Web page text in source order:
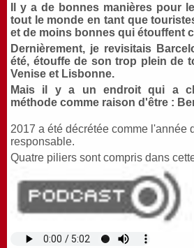
Il y a de bonnes manières pour
tout le monde en tant que
et de moins bonnes qui étouffent
Dernièrement, je revisitais
été, étouffe de son trop plein de
Venise et Lisbonne.
Mais il y a un endroit qui a
méthode comme raison d'être :
2017 a été décrétée comme l'année
responsable.
Quatre piliers sont compris dans